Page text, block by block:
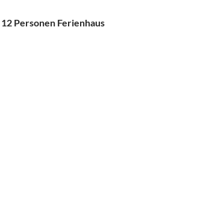
12 Personen Ferienhaus